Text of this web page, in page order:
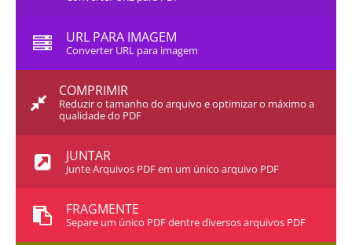
URL PARA IMAGEM
Converter URL para imagem
COMPRIMIR
Reduzir o tamanho do arquivo e optimizar o máximo a
qualidade do PDF
JUNTAR
Junte Arquivos PDF em um único arquivo PDF
FRAGMENTE
Separe um único PDF dentre diversos arquivos PDF